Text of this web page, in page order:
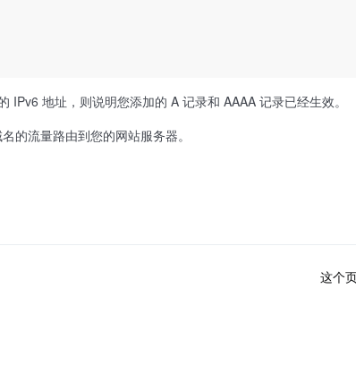
地址，则说明您添加的 A 记录和 AAAA 记录已经生效。
的流量路由到您的网站服务器。
这个